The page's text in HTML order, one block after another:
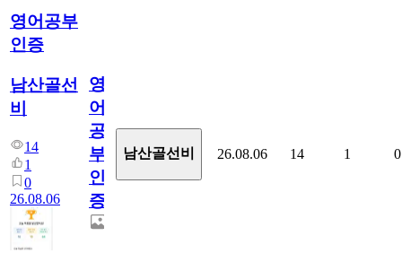
영어공부
인증
남산골선
비
14
1
0
26.08.06
영
어
공
부
인
증
남산골선비 26.08.06 14 1 0